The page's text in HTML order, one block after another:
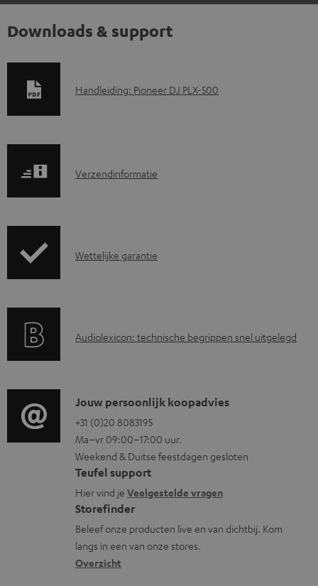
Downloads & support
D
l
d
m
t
e
n
Handleiding: Pioneer DJ PLX-500
V
e
n
r
m
a
t
i
e
Verzendinformatie
G
n
e
i
n
f
o
r
m
a
Wettelijke garantie
A
i
o
g
l
o
s
s
a
r
Audiolexicon: technische begrippen snel uitgelegd
C
o
n
t
a
c
t
i
n
Jouw persoonlijk koopadvies
+31 (0)20 8083195
Ma–vr 09:00–17:00 uur.
Weekend & Duitse feestdagen gesloten
Teufel support
Hier vind je Veelgestelde vragen
Storefinder
Beleef onze producten live en van dichtbij. Kom
langs in een van onze stores.
Overzicht